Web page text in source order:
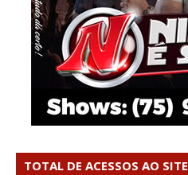
TOTAL DE ACESSOS AO SITE